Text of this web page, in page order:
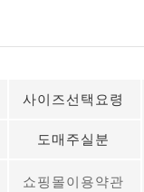
사이즈선택요령
도매주실분
쇼핑몰이용약관